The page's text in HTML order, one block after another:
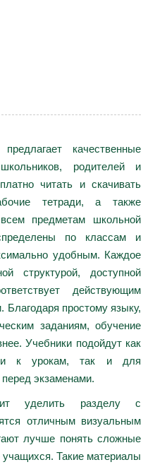
качественные
родителей и
читать и скачивать
тетради, а также
предметам школьной
по классам и
удобным. Каждое
структурой, доступной
действующим
Благодаря простому языку,
заданиям, обучение
Учебники подойдут как
к урокам, так и для
перед экзаменами.
уделить разделу с
отличным визуальным
лучше понять сложные
Такие материалы